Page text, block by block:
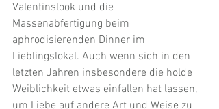
Valentinslook und die
Massenabfertigung beim
aphrodisierenden Dinner im
Lieblingslokal. Auch wenn sich in den
letzten Jahren insbesondere die holde
Weiblichkeit etwas einfallen hat lassen,
um Liebe auf andere Art und Weise zu